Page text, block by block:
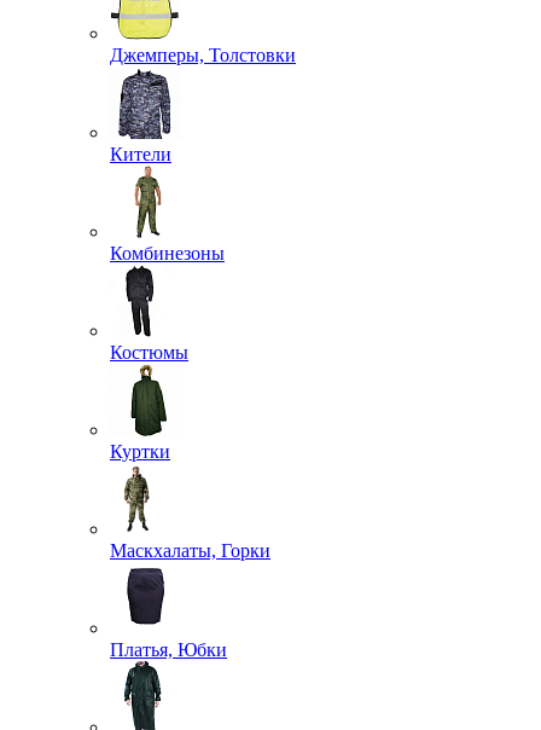
Джемперы, Толстовки
Кители
Комбинезоны
Костюмы
Куртки
Маскхалаты, Горки
Платья, Юбки